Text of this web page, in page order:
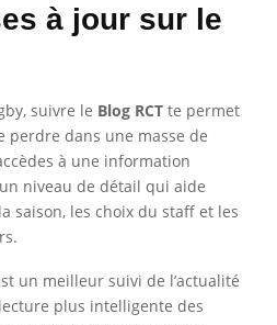
à jour sur le
suivre le Blog RCT te permet
perdre dans une masse de
à une information
niveau de détail qui aide
saison, les choix du staff et les
un meilleur suivi de l’actualité
plus intelligente des